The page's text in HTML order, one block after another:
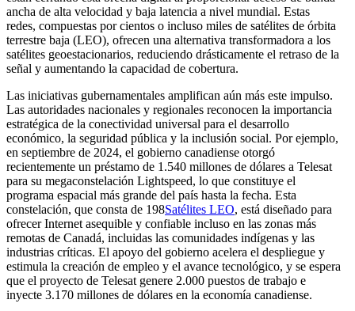
ancha de alta velocidad y baja latencia a nivel mundial. Estas
redes, compuestas por cientos o incluso miles de satélites de órbita
terrestre baja (LEO), ofrecen una alternativa transformadora a los
satélites geoestacionarios, reduciendo drásticamente el retraso de la
señal y aumentando la capacidad de cobertura.
Las iniciativas gubernamentales amplifican aún más este impulso.
Las autoridades nacionales y regionales reconocen la importancia
estratégica de la conectividad universal para el desarrollo
económico, la seguridad pública y la inclusión social. Por ejemplo,
en septiembre de 2024, el gobierno canadiense otorgó
recientemente un préstamo de 1.540 millones de dólares a Telesat
para su megaconstelación Lightspeed, lo que constituye el
programa espacial más grande del país hasta la fecha. Esta
constelación, que consta de 198Satélites LEO, está diseñado para
ofrecer Internet asequible y confiable incluso en las zonas más
remotas de Canadá, incluidas las comunidades indígenas y las
industrias críticas. El apoyo del gobierno acelera el despliegue y
estimula la creación de empleo y el avance tecnológico, y se espera
que el proyecto de Telesat genere 2.000 puestos de trabajo e
inyecte 3.170 millones de dólares en la economía canadiense.